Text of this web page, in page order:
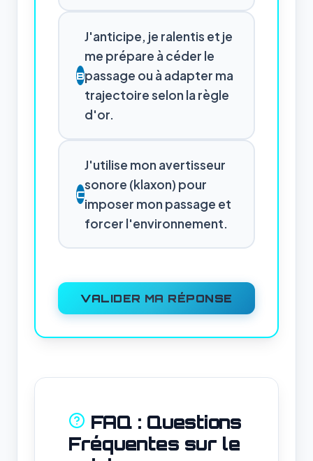
B
J'anticipe, je ralentis et je
me prépare à céder le
passage ou à adapter ma
trajectoire selon la règle
d'or.
C
J'utilise mon avertisseur
sonore (klaxon) pour
imposer mon passage et
forcer l'environnement.
VALIDER MA RÉPONSE
FAQ : Questions
Fréquentes sur le